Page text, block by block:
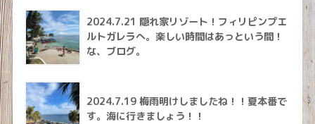
2024.7.21 隠れ家リゾート！フィリピンプエ
ルトガレラへ。楽しい時間はあっという間！
な、ブログ。
2024.7.19 梅雨明けしましたね！！夏本番で
す。海に行きましょう！！